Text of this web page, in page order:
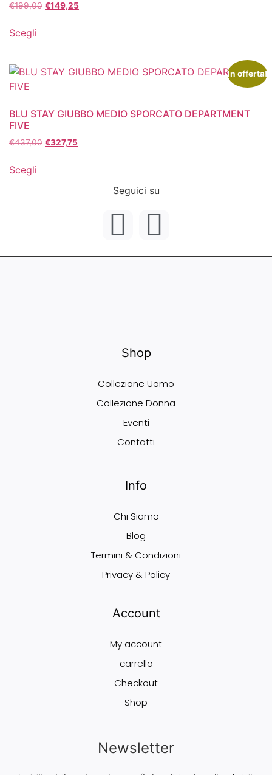
€199,00 €149,25
Scegli
In offerta!
BLU STAY GIUBBO MEDIO SPORCATO DEPARTMENT
FIVE
€437,00 €327,75
Scegli
Seguici su
Shop
Collezione Uomo
Collezione Donna
Eventi
Contatti
Info
Chi Siamo
Blog
Termini & Condizioni
Privacy & Policy
Account
My account
carrello
Checkout
Shop
Newsletter